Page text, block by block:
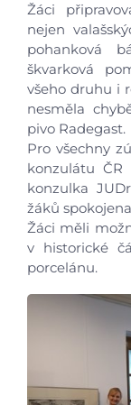
Úvod
Škola
Žáci
nejen
pohanková
škvarková
všeho druhu i
nesměla
pivo Radegast.
Pro všechny
konzulátu ČR
konzulka
žáků
Žáci měli
v historické
porcelánu.